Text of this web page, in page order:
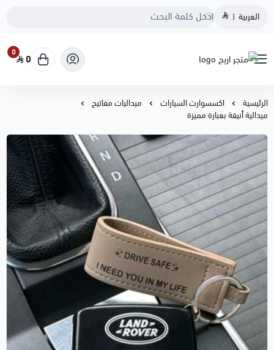
العربية |
متجر اريج
0
0
الرئيسية اكسسوارت السيارات
ميداليات مفاتيح
ميدالية أنيقة بعبارة مميزة